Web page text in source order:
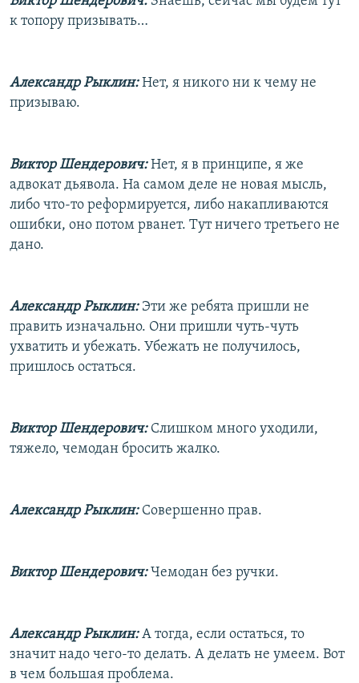
к топору призывать…
Александр Рыклин:Нет, я никого ни к чему не
призываю.
Виктор Шендерович:Нет, я в принципе, я же
адвокат дьявола. На самом деле не новая мысль,
либо что-то реформируется, либо накапливаются
ошибки, оно потом рванет. Тут ничего третьего не
дано.
Александр Рыклин: Эти же ребята пришли не
править изначально. Они пришли чуть-чуть
ухватить и убежать. Убежать не получилось,
пришлось остаться.
Виктор Шендерович: Слишком много уходили,
тяжело, чемодан бросить жалко.
Александр Рыклин: Совершенно прав.
Виктор Шендерович:Чемодан без ручки.
Александр Рыклин:А тогда, если остаться, то
значит надо чего-то делать. А делать не умеем. Вот
в чем большая проблема.